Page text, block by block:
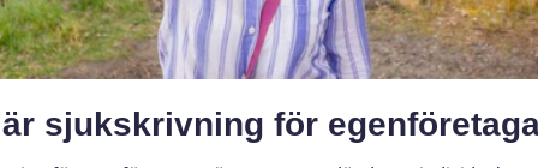
är sjukskrivning för